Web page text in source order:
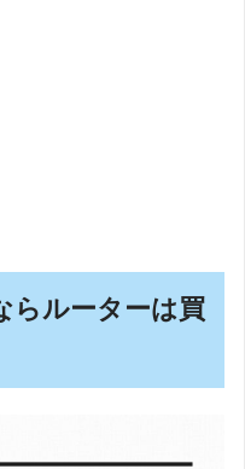
らルーターは買